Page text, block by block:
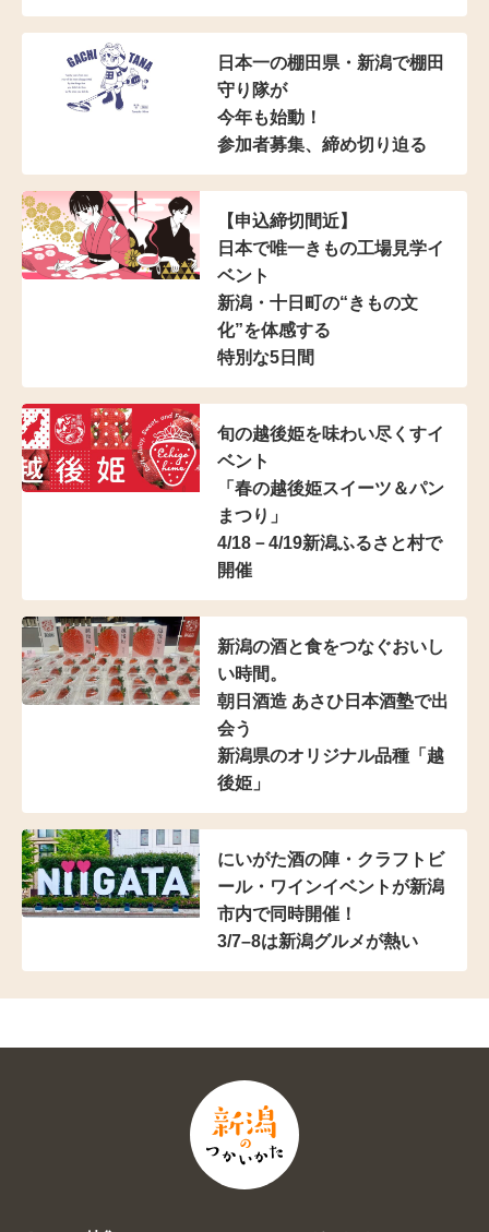
日本一の棚田県・新潟で棚田
守り隊が
今年も始動！
参加者募集、締め切り迫る
【申込締切間近】
日本で唯一きもの工場見学イ
ベント
新潟・十日町の“きもの文
化”を体感する
特別な5日間
旬の越後姫を味わい尽くすイ
ベント
「春の越後姫スイーツ＆パン
まつり」
4/18－4/19新潟ふるさと村で
開催
新潟の酒と食をつなぐおいし
い時間。
朝日酒造 あさひ日本酒塾で出
会う
新潟県のオリジナル品種「越
後姫」
にいがた酒の陣・クラフトビ
ール・ワインイベントが新潟
市内で同時開催！
3/7–8は新潟グルメが熱い